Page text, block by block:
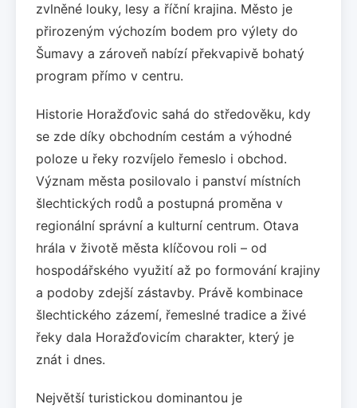
zvlněné louky, lesy a říční krajina. Město je
přirozeným výchozím bodem pro výlety do
Šumavy a zároveň nabízí překvapivě bohatý
program přímo v centru.
Historie Horažďovic sahá do středověku, kdy
se zde díky obchodním cestám a výhodné
poloze u řeky rozvíjelo řemeslo i obchod.
Význam města posilovalo i panství místních
šlechtických rodů a postupná proměna v
regionální správní a kulturní centrum. Otava
hrála v životě města klíčovou roli – od
hospodářského využití až po formování krajiny
a podoby zdejší zástavby. Právě kombinace
šlechtického zázemí, řemeslné tradice a živé
řeky dala Horažďovicím charakter, který je
znát i dnes.
Největší turistickou dominantou je